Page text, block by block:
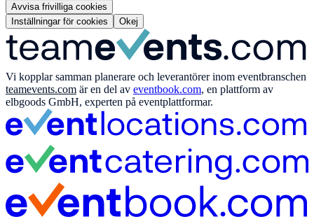
Avvisa frivilliga cookies
Inställningar för cookies
Okej
Vi kopplar samman planerare och leverantörer inom eventbranschen
teamevents.com är en del av eventbook.com, en plattform av
elbgoods GmbH, experten på eventplattformar.